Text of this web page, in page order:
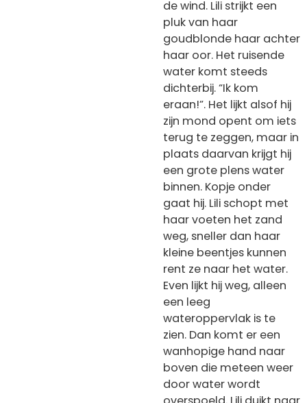
de wind. Lili strijkt een
pluk van haar
goudblonde haar achter
haar oor. Het ruisende
water komt steeds
dichterbij. “Ik kom
eraan!”. Het lijkt alsof hij
zijn mond opent om iets
terug te zeggen, maar in
plaats daarvan krijgt hij
een grote plens water
binnen. Kopje onder
gaat hij. Lili schopt met
haar voeten het zand
weg, sneller dan haar
kleine beentjes kunnen
rent ze naar het water.
Even lijkt hij weg, alleen
een leeg
wateroppervlak is te
zien. Dan komt er een
wanhopige hand naar
boven die meteen weer
door water wordt